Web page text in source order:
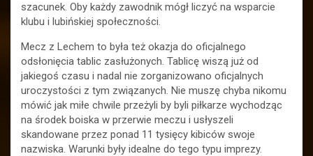
szacunek. Oby każdy zawodnik mógł liczyć na wsparcie
klubu i lubińskiej społeczności.
Mecz z Lechem to była też okazja do oficjalnego
odsłonięcia tablic zasłużonych. Tablicę wiszą już od
jakiegoś czasu i nadal nie zorganizowano oficjalnych
uroczystości z tym związanych. Nie muszę chyba nikomu
mówić jak miłe chwile przeżyli by byli piłkarze wychodząc
na środek boiska w przerwie meczu i usłyszeli
skandowane przez ponad 11 tysięcy kibiców swoje
nazwiska. Warunki były idealne do tego typu imprezy.